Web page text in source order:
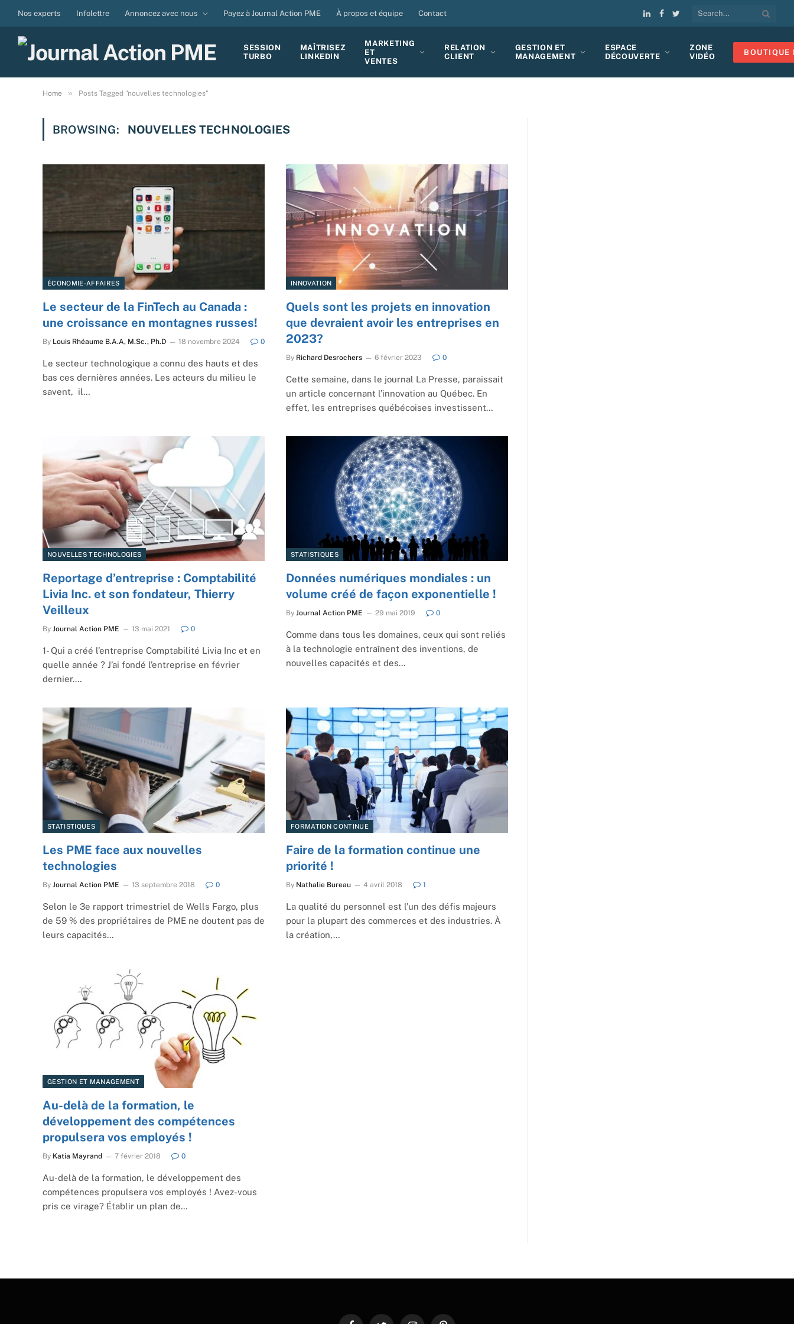
Nos experts Infolettre Annoncez avec nous Payez à Journal Action PME À propos et équipe Contact
LinkedIn
Facebook
Twitter
SESSION
TURBO
MAÎTRISEZ
LINKEDIN
MARKETING
ET
VENTES
RELATION
CLIENT
GESTION ET
MANAGEMENT
ESPACE
DÉCOUVERTE
ZONE
VIDÉO
BOUTIQUE
Home » Posts Tagged "nouvelles technologies"
BROWSING: NOUVELLES TECHNOLOGIES
ÉCONOMIE-AFFAIRES
Le secteur de la FinTech au Canada :
une croissance en montagnes russes!
By Louis Rhéaume B.A.A, M.Sc., Ph.D 18 novembre 2024 0
Le secteur technologique a connu des hauts et des
bas ces dernières années. Les acteurs du milieu le
savent, il…
INNOVATION
Quels sont les projets en innovation
que devraient avoir les entreprises en
2023?
By Richard Desrochers 6 février 2023 0
Cette semaine, dans le journal La Presse, paraissait
un article concernant l’innovation au Québec. En
effet, les entreprises québécoises investissent…
NOUVELLES TECHNOLOGIES
Reportage d’entreprise : Comptabilité
Livia Inc. et son fondateur, Thierry
Veilleux
By Journal Action PME 13 mai 2021 0
1- Qui a créé l’entreprise Comptabilité Livia Inc et en
quelle année ? J’ai fondé l’entreprise en février
dernier.…
STATISTIQUES
Données numériques mondiales : un
volume créé de façon exponentielle !
By Journal Action PME 29 mai 2019 0
Comme dans tous les domaines, ceux qui sont reliés
à la technologie entraînent des inventions, de
nouvelles capacités et des…
STATISTIQUES
Les PME face aux nouvelles
technologies
By Journal Action PME 13 septembre 2018 0
Selon le 3e rapport trimestriel de Wells Fargo, plus
de 59 % des propriétaires de PME ne doutent pas de
leurs capacités…
FORMATION CONTINUE
Faire de la formation continue une
priorité !
By Nathalie Bureau 4 avril 2018 1
La qualité du personnel est l’un des défis majeurs
pour la plupart des commerces et des industries. À
la création,…
GESTION ET MANAGEMENT
Au-delà de la formation, le
développement des compétences
propulsera vos employés !
By Katia Mayrand 7 février 2018 0
Au-delà de la formation, le développement des
compétences propulsera vos employés ! Avez-vous
pris ce virage? Établir un plan de…